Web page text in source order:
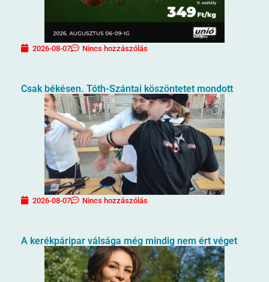
2026-08-07 Nincs hozzászólás
Csak békésen. Tóth-Szántai köszöntetet mondott
2026-08-07 Nincs hozzászólás
A kerékpáripar válsága még mindig nem ért véget